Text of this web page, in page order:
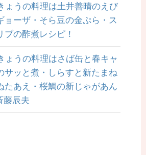
ょうの料理は土井善晴のえび
ョーザ・そら豆の金ぷら・ス
ブの酢煮レシピ！
ょうの料理はさば缶と春キャ
サッと煮・しらすと新たまね
たあえ・桜鯛の新じゃがあん
藤辰夫